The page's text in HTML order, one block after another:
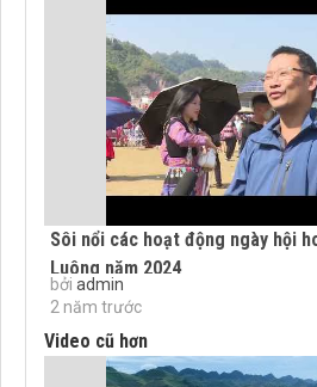
Sôi nổi các hoạt động ngày hội
Luông năm 2024
bởi admin
2 năm trước
Video cũ hơn